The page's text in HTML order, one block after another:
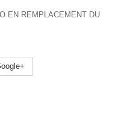
EN REMPLACEMENT DU